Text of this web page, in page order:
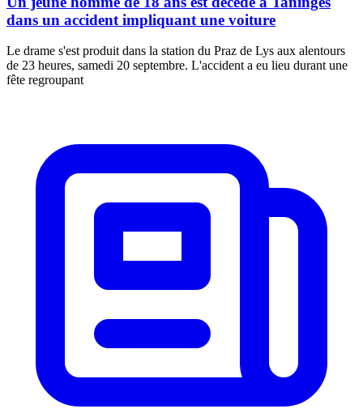
dans un accident impliquant une voiture
Le drame s'est produit dans la station du Praz de Lys aux alentours
de 23 heures, samedi 20 septembre. L'accident a eu lieu durant une
fête regroupant